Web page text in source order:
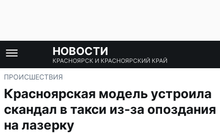
НОВОСТИ
КРАСНОЯРСК И КРАСНОЯРСКИЙ КРАЙ
ПРОИСШЕСТВИЯ
Красноярская модель устроила
скандал в такси из-за опоздания
на лазерку